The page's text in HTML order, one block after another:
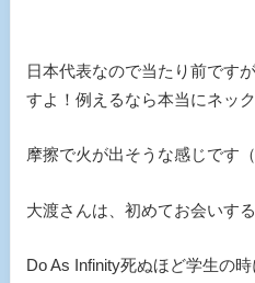
日本代表なので当たり前です
すよ！例えるなら本当にネッ
摩擦で火が出そうな感じです（
大渡さんは、初めてお会いす
Do As Infinity死ぬほど学生の